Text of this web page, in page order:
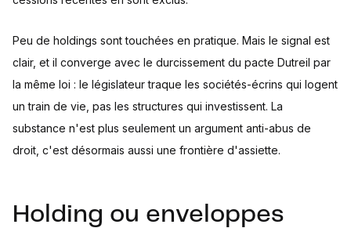
Peu de holdings sont touchées en pratique. Mais le signal est
clair, et il converge avec le durcissement du pacte Dutreil par
la même loi : le législateur traque les sociétés-écrins qui logent
un train de vie, pas les structures qui investissent. La
substance n'est plus seulement un argument anti-abus de
droit, c'est désormais aussi une frontière d'assiette.
Holding ou enveloppes